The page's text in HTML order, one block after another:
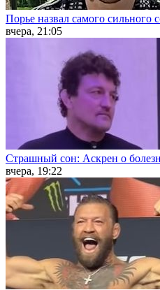
Порье назвал самого сильного
вчера, 21:05
Страшный сон: Аскрен о
вчера, 19:22